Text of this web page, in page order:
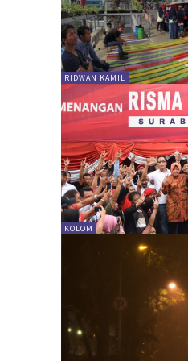
RIDWAN KAMIL
KOLOM